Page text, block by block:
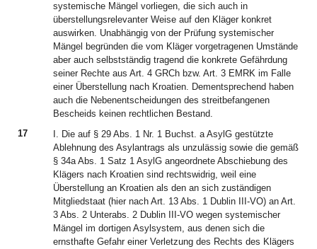
systemische Mängel vorliegen, die sich auch in
überstellungsrelevanter Weise auf den Kläger konkret
auswirken. Unabhängig von der Prüfung systemischer
Mängel begründen die vom Kläger vorgetragenen Umstände
aber auch selbstständig tragend die konkrete Gefährdung
seiner Rechte aus Art. 4 GRCh bzw. Art. 3 EMRK im Falle
einer Überstellung nach Kroatien. Dementsprechend haben
auch die Nebenentscheidungen des streitbefangenen
Bescheids keinen rechtlichen Bestand.
17
I. Die auf § 29 Abs. 1 Nr. 1 Buchst. a AsylG gestützte
Ablehnung des Asylantrags als unzulässig sowie die gemäß
§ 34a Abs. 1 Satz 1 AsylG angeordnete Abschiebung des
Klägers nach Kroatien sind rechtswidrig, weil eine
Überstellung an Kroatien als den an sich zuständigen
Mitgliedstaat (hier nach Art. 13 Abs. 1 Dublin III-VO) an Art.
3 Abs. 2 Unterabs. 2 Dublin III-VO wegen systemischer
Mängel im dortigen Asylsystem, aus denen sich die
ernsthafte Gefahr einer Verletzung des Rechts des Klägers